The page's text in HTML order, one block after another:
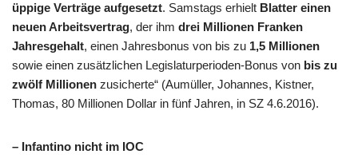
üppige Verträge aufgesetzt. Samstags erhielt Blatter einen
neuen Arbeitsvertrag, der ihm drei Millionen Franken
Jahresgehalt, einen Jahresbonus von bis zu 1,5 Millionen
sowie einen zusätzlichen Legislaturperioden-Bonus von bis zu
zwölf Millionen zusicherte“ (Aumüller, Johannes, Kistner,
Thomas, 80 Millionen Dollar in fünf Jahren, in SZ 4.6.2016).
– Infantino nicht im IOC